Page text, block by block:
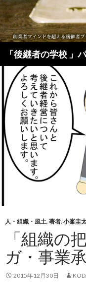
「後継者の学校 」
検
テ
ン
ツ
へ
移
動
人・組織・風土, 著者, 小峯圭
「組織
ガ・事業承
2015年12月30日